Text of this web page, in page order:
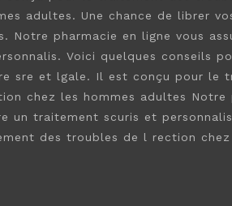
adultes. Une chance de librer
Notre pharmacie en ligne vous
Voici quelques conseils
sre et lgale. Il est conçu pour le
chez les hommes adultes Notre
un traitement scuris et
des troubles de l rection chez